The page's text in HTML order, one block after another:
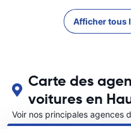
Afficher tous
Carte des
voitures en
Voir nos principales agences
Haugesund